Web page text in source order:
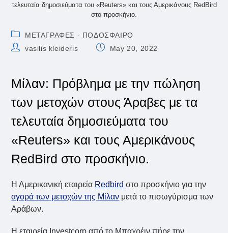
τελευταία δημοσιεύματα του «Reuters» και τους Αμερικάνους RedBird
στο προσκήνιο.
Post
category:
ΜΕΤΑΓΡΑΦΕΣ - ΠΟΔΟΣΦΑΙΡΟ
Postvasilis kleideris
PostMay 20, 2022
Μίλαν: Πρόβλημα με την πώληση
των μετοχών στους Άραβες με τα
τελευταία δημοσιεύματα του
«Reuters» και τους Αμερικάνους
RedBird στο προσκήνιο.
Η Αμερικανική εταιρεία Redbird στο προσκήνιο για την
αγορά των μετοχών της Μίλαν μετά το πισωγύρισμα των
Αράβων.
Η εταιρεία Investcorp από το Μπαχρέιν πήρε την